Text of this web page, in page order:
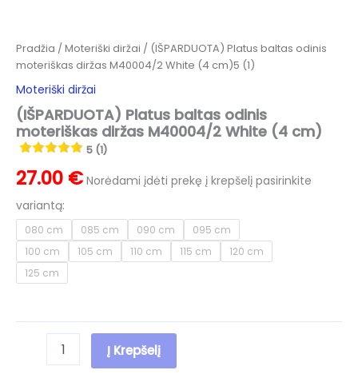
Pradžia /Moteriški diržai / (IŠPARDUOTA) Platus baltas odinis
moteriškas diržas M40004/2 White (4 cm)5 (1)
Moteriški diržai
(IŠPARDUOTA) Platus baltas odinis
moteriškas diržas M40004/2 White (4 cm)
5 (1)
27.00 € Norėdami įdėti prekę į krepšelį pasirinkite
variantą:
080 cm 085 cm 090 cm
095 cm
100 cm
105 cm 110 cm 115 cm
120 cm
125 cm
produkto
(IŠPARDUOTA)
Į Krepšelį